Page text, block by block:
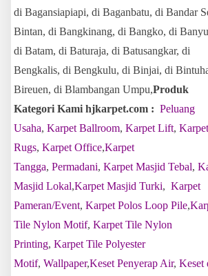
di Bagansiapiapi, di Baganbatu, di Bandar
Bintan, di Bangkinang, di Bangko, di
di Batam, di Baturaja, di Batusangkar, di
Bengkalis, di Bengkulu, di Binjai, di
Bireuen, di Blambangan Umpu,Produk
Kategori Kami hjkarpet.com : Peluang
Usaha, Karpet Ballroom, Karpet Lift, Karpet
Rugs, Karpet Office,Karpet
Tangga, Permadani, Karpet Masjid Tebal,
Masjid Lokal,Karpet Masjid Turki, Karpet
Pameran/Event, Karpet Polos Loop Pile,
Tile Nylon Motif, Karpet Tile Nylon
Printing, Karpet Tile Polyester
Motif, Wallpaper,Keset Penyerap Air, Keset